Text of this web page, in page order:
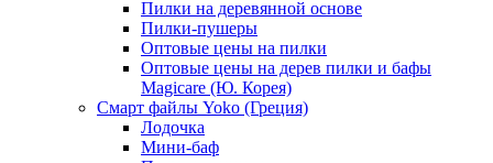
Пилки на деревянной основе
Пилки-пушеры
Оптовые цены на пилки
Оптовые цены на дерев пилки и бафы
Magicare (Ю. Корея)
Смарт файлы Yoko (Греция)
Лодочка
Мини-баф